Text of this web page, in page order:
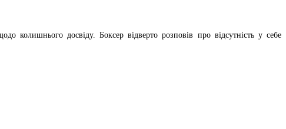
досвіду. Боксер відверто розповів про відсутність у себе